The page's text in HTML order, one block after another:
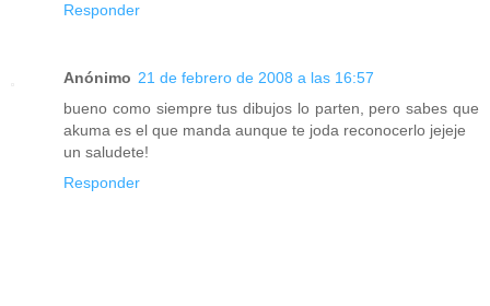
Responder
Anónimo 21 de febrero de 2008 a las 16:57
bueno como siempre tus dibujos lo parten, pero sabes que
akuma es el que manda aunque te joda reconocerlo jejeje
un saludete!
Responder